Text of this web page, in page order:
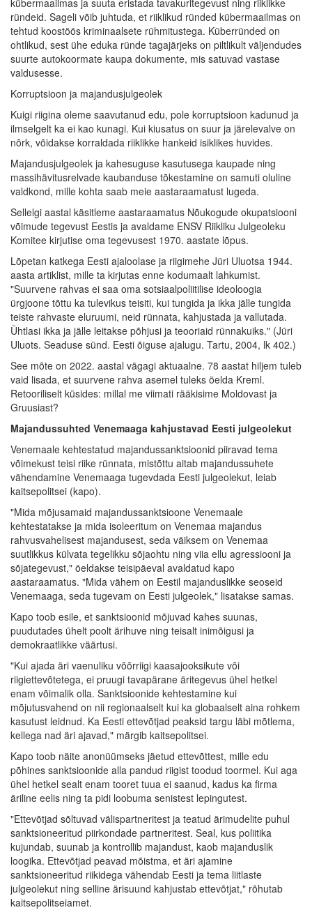
ründeid. Sageli võib juhtuda, et riiklikud ründed kübermaailmas on
tehtud koostöös kriminaalsete rühmitustega. Küberründed on
ohtlikud, sest ühe eduka ründe tagajärjeks on piltlikult väljendudes
suurte autokoormate kaupa dokumente, mis satuvad vastase
valdusesse.
Korruptsioon ja majandusjulgeolek
Kuigi riigina oleme saavutanud edu, pole korruptsioon kadunud ja
ilmselgelt ka ei kao kunagi. Kui kiusatus on suur ja järelevalve on
nõrk, võidakse korraldada riiklikke hankeid isiklikes huvides.
Majandusjulgeolek ja kahesuguse kasutusega kaupade ning
massihävitusrelvade kaubanduse tõkestamine on samuti oluline
valdkond, mille kohta saab meie aastaraamatust lugeda.
Sellelgi aastal käsitleme aastaraamatus Nõukogude okupatsiooni
võimude tegevust Eestis ja avaldame ENSV Riikliku Julgeoleku
Komitee kirjutise oma tegevusest 1970. aastate lõpus.
Lõpetan katkega Eesti ajaloolase ja riigimehe Jüri Uluotsa 1944.
aasta artiklist, mille ta kirjutas enne kodumaalt lahkumist.
"Suurvene rahvas ei saa oma sotsiaalpoliitilise ideoloogia
ürgjoone tõttu ka tulevikus teisiti, kui tungida ja ikka jälle tungida
teiste rahvaste eluruumi, neid rünnata, kahjustada ja vallutada.
Ühtlasi ikka ja jälle leitakse põhjusi ja teooriaid rünnakuiks." (Jüri
Uluots. Seaduse sünd. Eesti õiguse ajalugu. Tartu, 2004, lk 402.)
See mõte on 2022. aastal vägagi aktuaalne. 78 aastat hiljem tuleb
vaid lisada, et suurvene rahva asemel tuleks öelda Kreml.
Retooriliselt küsides: millal me viimati rääkisime Moldovast ja
Gruusiast?
Majandussuhted Venemaaga kahjustavad Eesti julgeolekut
Venemaale kehtestatud majandussanktsioonid piiravad tema
võimekust teisi riike rünnata, mistõttu aitab majandussuhete
vähendamine Venemaaga tugevdada Eesti julgeolekut, leiab
kaitsepolitsei (kapo).
"Mida mõjusamaid majandussanktsioone Venemaale
kehtestatakse ja mida isoleeritum on Venemaa majandus
rahvusvahelisest majandusest, seda väiksem on Venemaa
suutlikkus külvata tegelikku sõjaohtu ning viia ellu agressiooni ja
sõjategevust," öeldakse teisipäeval avaldatud kapo
aastaraamatus. "Mida vähem on Eestil majanduslikke seoseid
Venemaaga, seda tugevam on Eesti julgeolek," lisatakse samas.
Kapo toob esile, et sanktsioonid mõjuvad kahes suunas,
puudutades ühelt poolt ärihuve ning teisalt inimõigusi ja
demokraatlikke väärtusi.
"Kui ajada äri vaenuliku võõrriigi kaasajooksikute või
riigiettevõtetega, ei pruugi tavapärane äritegevus ühel hetkel
enam võimalik olla. Sanktsioonide kehtestamine kui
mõjutusvahend on nii regionaalselt kui ka globaalselt aina rohkem
kasutust leidnud. Ka Eesti ettevõtjad peaksid targu läbi mõtlema,
kellega nad äri ajavad," märgib kaitsepolitsei.
Kapo toob näite anonüümseks jäetud ettevõttest, mille edu
põhines sanktsioonide alla pandud riigist toodud toormel. Kui aga
ühel hetkel sealt enam tooret tuua ei saanud, kadus ka firma
äriline eelis ning ta pidi loobuma senistest lepingutest.
"Ettevõtjad sõltuvad välispartneritest ja teatud ärimudelite puhul
sanktsioneeritud piirkondade partneritest. Seal, kus poliitika
kujundab, suunab ja kontrollib majandust, kaob majanduslik
loogika. Ettevõtjad peavad mõistma, et äri ajamine
sanktsioneeritud riikidega vähendab Eesti ja tema liitlaste
julgeolekut ning selline ärisuund kahjustab ettevõtjat," rõhutab
kaitsepolitseiamet.